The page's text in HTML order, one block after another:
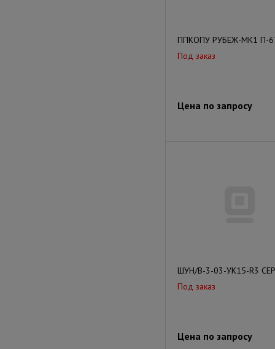
ППКОПУ РУБЕЖ-МК1 П-
Под заказ
Цена по запросу
ШУН/В-3-03-УК15-R3
Под заказ
Цена по запросу